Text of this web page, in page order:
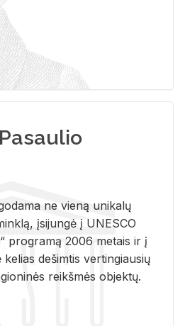
ne vieną unikalų
įsijungė į UNESCO
programą 2006 metais ir į
dešimtis vertingiausių
reikšmės objektų.